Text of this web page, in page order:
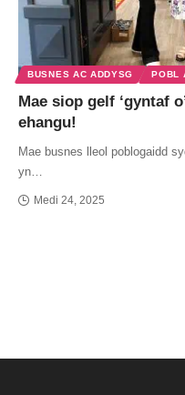
BUSNES AC ADDYSG POBL
Mae siop gelf ‘gyntaf
ehangu!
Mae busnes lleol poblogaidd
yn…
Medi 24, 2025